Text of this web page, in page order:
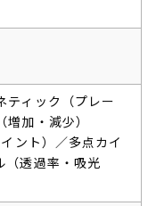
ティック（プレー
増加・減少）
ント）／多点カイ
（透過率・吸光